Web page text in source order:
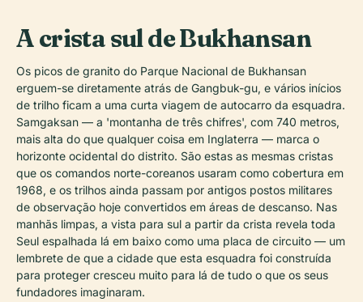
A crista sul de Bukhansan
Os picos de granito do Parque Nacional de Bukhansan
erguem-se diretamente atrás de Gangbuk-gu, e vários inícios
de trilho ficam a uma curta viagem de autocarro da esquadra.
Samgaksan — a 'montanha de três chifres', com 740 metros,
mais alta do que qualquer coisa em Inglaterra — marca o
horizonte ocidental do distrito. São estas as mesmas cristas
que os comandos norte-coreanos usaram como cobertura em
1968, e os trilhos ainda passam por antigos postos militares
de observação hoje convertidos em áreas de descanso. Nas
manhãs limpas, a vista para sul a partir da crista revela toda
Seul espalhada lá em baixo como uma placa de circuito — um
lembrete de que a cidade que esta esquadra foi construída
para proteger cresceu muito para lá de tudo o que os seus
fundadores imaginaram.